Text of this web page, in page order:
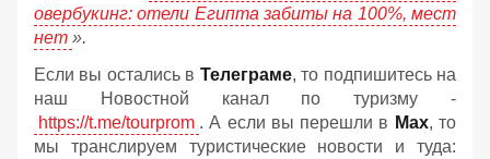
овербукинг: отели Египта забиты на 100%, мест
нет ».
Если вы остались в Телеграме, то подпишитесь на
наш Новостной канал по туризму -
https://t.me/tourprom . А если вы перешли в Мах, то
мы транслируем туристические новости и туда: